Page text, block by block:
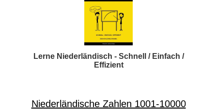
Lerne Niederländisch - Schnell / Einfach /
Effizient
Niederländische Zahlen 1001-10000